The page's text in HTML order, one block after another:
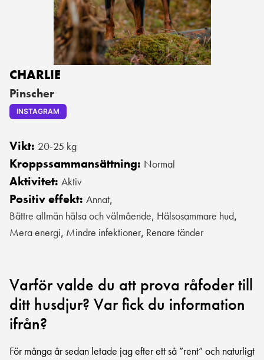
CHARLIE
Pinscher
INSTAGRAM
Vikt: 20-25 kg
Kroppssammansättning: Normal
Aktivitet: Aktiv
Positiv effekt: Annat,
Bättre allmän hälsa och välmående, Hälsosammare hud,
Mera energi, Mindre infektioner, Renare tänder
Varför valde du att prova råfoder till
ditt husdjur? Var fick du information
ifrån?
För många år sedan letade jag efter ett så ”rent” och naturligt